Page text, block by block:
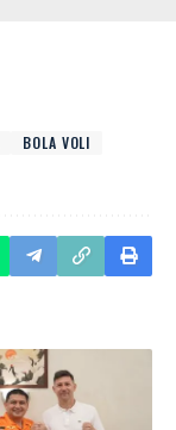
BOLA VOLI